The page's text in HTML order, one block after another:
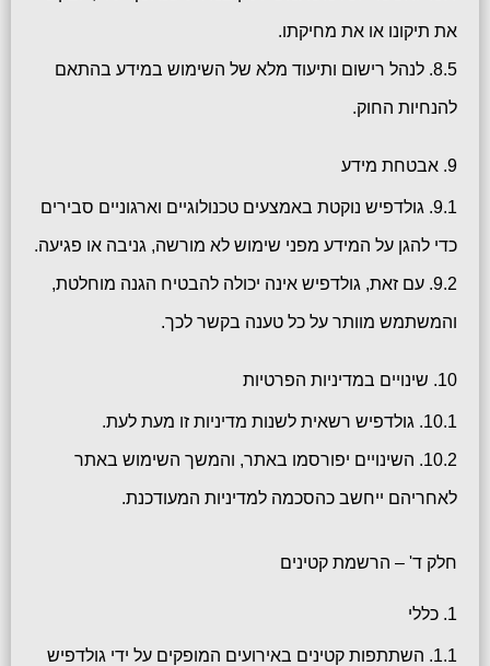
את תיקונו או את מחיקתו.
8.5. לנהל רישום ותיעוד מלא של השימוש במידע בהתאם
להנחיות החוק.
9. אבטחת מידע
9.1. גולדפיש נוקטת באמצעים טכנולוגיים וארגוניים סבירים
כדי להגן על המידע מפני שימוש לא מורשה, גניבה או פגיעה.
9.2. עם זאת, גולדפיש אינה יכולה להבטיח הגנה מוחלטת,
והמשתמש מוותר על כל טענה בקשר לכך.
10. שינויים במדיניות הפרטיות
10.1. גולדפיש רשאית לשנות מדיניות זו מעת לעת.
10.2. השינויים יפורסמו באתר, והמשך השימוש באתר
לאחריהם ייחשב כהסכמה למדיניות המעודכנת.
חלק ד' – הרשמת קטינים
1. כללי
1.1. השתתפות קטינים באירועים המופקים על ידי גולדפיש